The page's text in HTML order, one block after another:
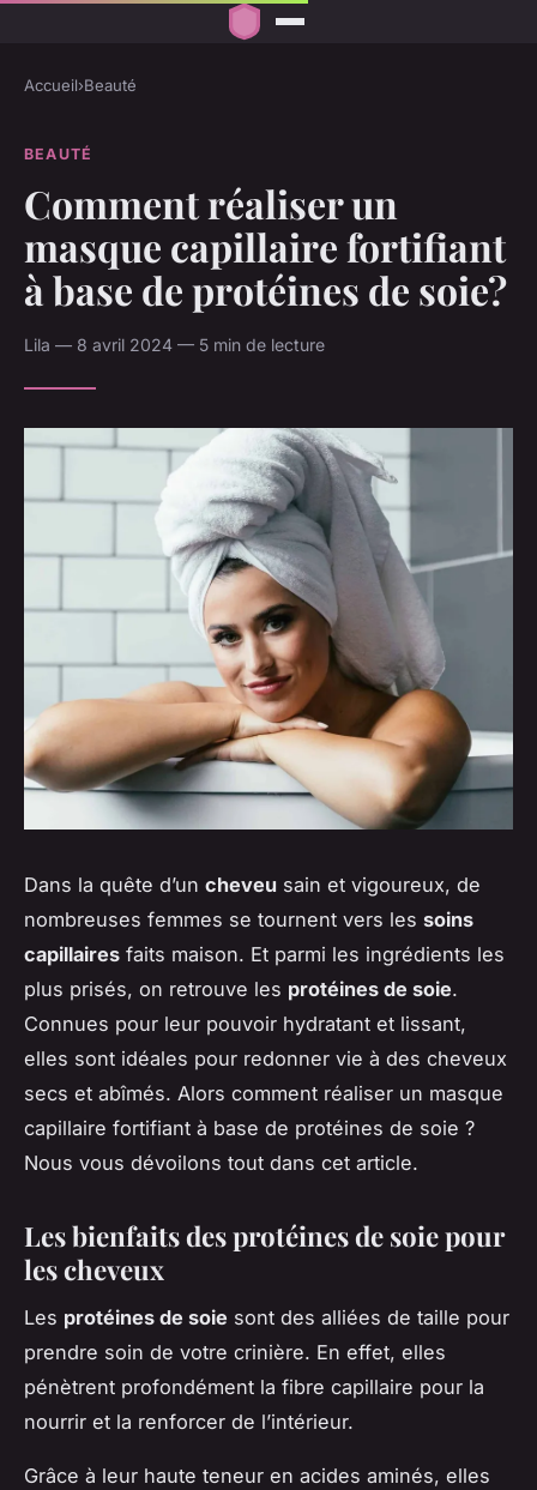
Accueil›Beauté
BEAUTÉ
Comment réaliser un
masque capillaire fortifiant
à base de protéines de soie?
Lila — 8 avril 2024 — 5 min de lecture
Dans la quête d’un cheveu sain et vigoureux, de
nombreuses femmes se tournent vers les soins
capillaires faits maison. Et parmi les ingrédients les
plus prisés, on retrouve les protéines de soie.
Connues pour leur pouvoir hydratant et lissant,
elles sont idéales pour redonner vie à des cheveux
secs et abîmés. Alors comment réaliser un masque
capillaire fortifiant à base de protéines de soie ?
Nous vous dévoilons tout dans cet article.
Les bienfaits des protéines de soie pour
les cheveux
Les protéines de soie sont des alliées de taille pour
prendre soin de votre crinière. En effet, elles
pénètrent profondément la fibre capillaire pour la
nourrir et la renforcer de l’intérieur.
Grâce à leur haute teneur en acides aminés, elles